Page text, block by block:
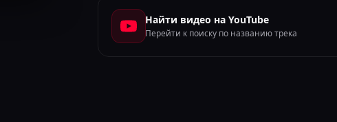
Найти видео на YouTube
Перейти к поиску по названию трека